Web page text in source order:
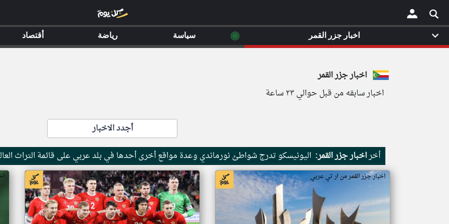
×
اخبار جزر القمر
اخبار سابقه من قبل حوالي ٢٣ ساعة
أجدد الاخبار
أخراخبار جزر القمر: اليونيسكو تدرج شواطئ نورماندي وعدة مواقع أخرى أحدها في بلد عربي على قائمة التراث
اخبار جزر القمر من ار تي عربي اخبار جزر القمر من ار تي عربي
اخبار جزر القمر ◉ سياسة رياضة أقتصاد